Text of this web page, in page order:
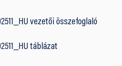
vezetői összefoglaló
táblázat